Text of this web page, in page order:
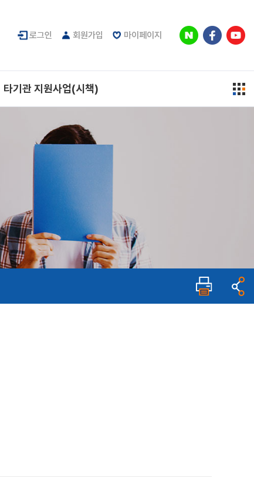
로그인 회원가입 마이페이지
타기관 지원사업(시책)